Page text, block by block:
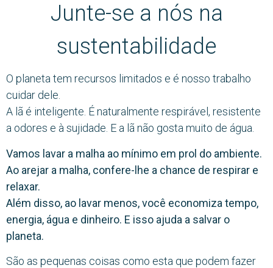
Junte-se a nós na
sustentabilidade
O planeta tem recursos limitados e é nosso trabalho
cuidar dele.
A lã é inteligente. É naturalmente respirável, resistente
a odores e à sujidade. E a lã não gosta muito de água.
Vamos lavar a malha ao mínimo em prol do ambiente.
Ao arejar a malha, confere-lhe a chance de respirar e
relaxar.
Além disso, ao lavar menos, você economiza tempo,
energia, água e dinheiro. E isso ajuda a salvar o
planeta.
São as pequenas coisas como esta que podem fazer